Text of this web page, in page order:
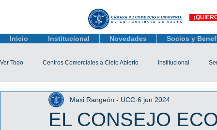
Inicio Institucional Novedades Socios y
Ver Todo Centros Comerciales a Cielo Abierto Institucional
Actualidad Comercial Capacitación y Eventos
EL CONSEJO
Maxi Rangeón - UCC 6 jun 2024